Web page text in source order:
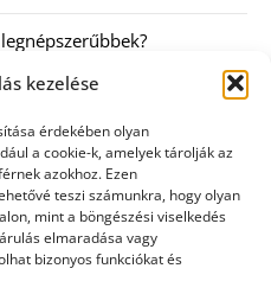
kezelése
érdekében olyan
a cookie-k, amelyek tárolják az
azokhoz. Ezen
teszi számunkra, hogy olyan
mint a böngészési viselkedés
elmaradása vagy
bizonyos funkciókat és